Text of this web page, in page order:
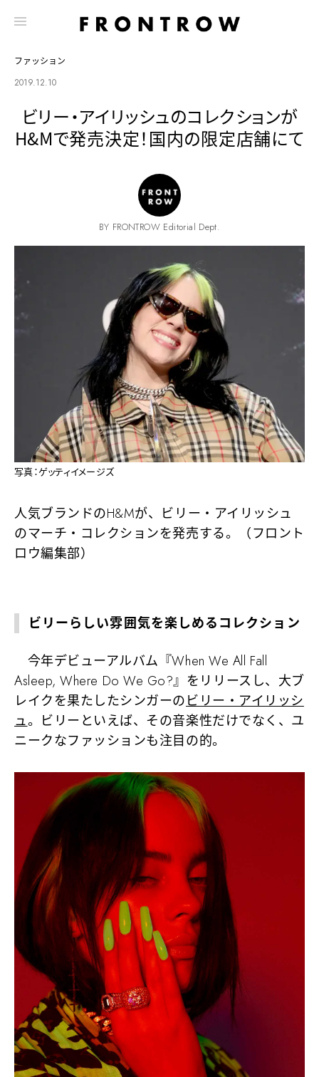
ファッション
2019.12.10
ビリー・アイリッシュのコレクションが
H&Mで発売決定！国内の限定店舗にて
BY FRONTROW Editorial Dept.
写真：ゲッティイメージズ
人気ブランドのH&Mが、ビリー・アイリッシュ
のマーチ・コレクションを発売する。（フロント
ロウ編集部）
ビリーらしい雰囲気を楽しめるコレクション
今年デビューアルバム『When We All Fall
Asleep, Where Do We Go?』をリリースし、大ブ
レイクを果たしたシンガーのビリー・アイリッシ
ュ。ビリーといえば、その音楽性だけでなく、ユ
ニークなファッションも注目の的。